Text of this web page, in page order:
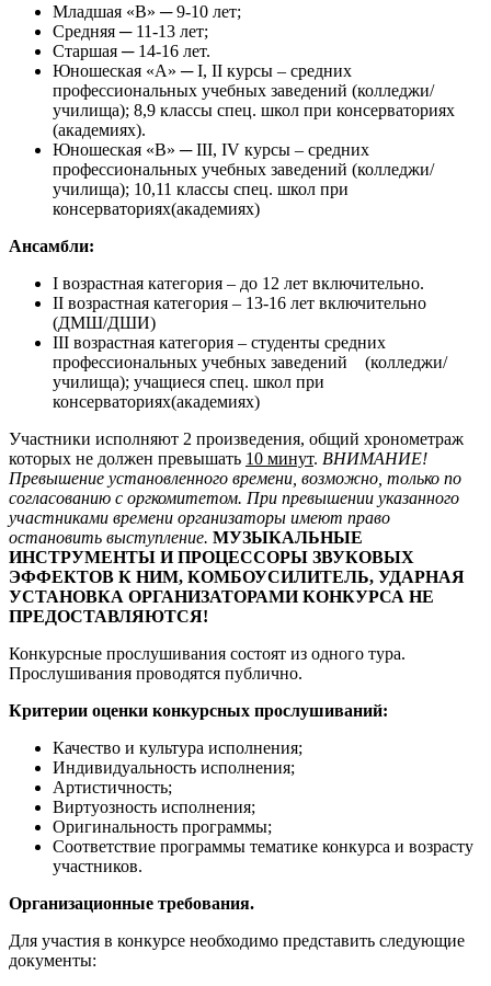
Младшая «В» ─ 9-10 лет;
Средняя ─ 11-13 лет;
Старшая ─ 14-16 лет.
Юношеская «А» ─ I, II курсы – средних
профессиональных учебных заведений (колледжи/
училища); 8,9 классы спец. школ при консерваториях
(академиях).
Юношеская «В» ─ III, IV курсы – средних
профессиональных учебных заведений (колледжи/
училища); 10,11 классы спец. школ при
консерваториях(академиях)
Ансамбли:
I возрастная категория – до 12 лет включительно.
II возрастная категория – 13-16 лет включительно
(ДМШ/ДШИ)
III возрастная категория – студенты средних
профессиональных учебных заведений (колледжи/
училища); учащиеся спец. школ при
консерваториях(академиях)
Участники исполняют 2 произведения, общий хронометраж
которых не должен превышать 10 минут. ВНИМАНИЕ!
Превышение установленного времени, возможно, только по
согласованию с оргкомитетом. При превышении указанного
участниками времени организаторы имеют право
остановить выступление. МУЗЫКАЛЬНЫЕ
ИНСТРУМЕНТЫ И ПРОЦЕССОРЫ ЗВУКОВЫХ
ЭФФЕКТОВ К НИМ, КОМБОУСИЛИТЕЛЬ, УДАРНАЯ
УСТАНОВКА ОРГАНИЗАТОРАМИ КОНКУРСА НЕ
ПРЕДОСТАВЛЯЮТСЯ!
Конкурсные прослушивания состоят из одного тура.
Прослушивания проводятся публично.
Критерии оценки конкурсных прослушиваний:
Качество и культура исполнения;
Индивидуальность исполнения;
Артистичность;
Виртуозность исполнения;
Оригинальность программы;
Соответствие программы тематике конкурса и возрасту
участников.
Организационные требования.
Для участия в конкурсе необходимо представить следующие
документы: